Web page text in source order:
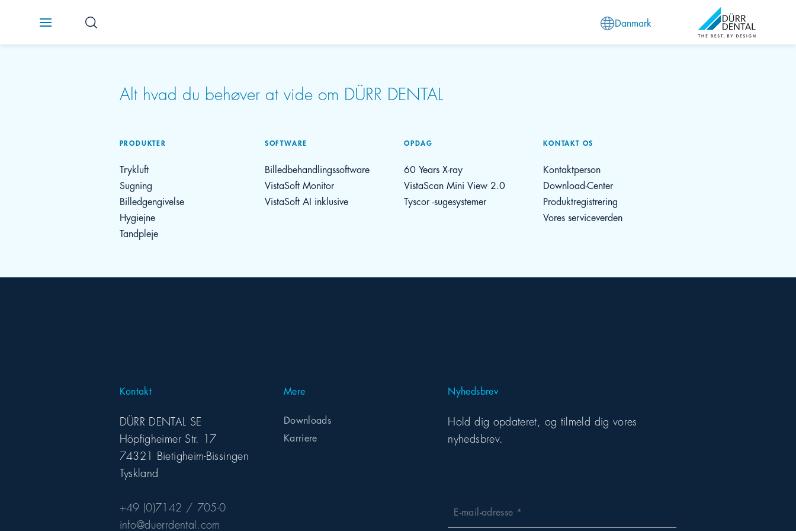
Danmark
Alt hvad du behøver at vide om DÜRR DENTAL
PRODUKTER
Trykluft
Sugning
Billedgengivelse
Hygiejne
Tandpleje
SOFTWARE
Billedbehandlingssoftware
VistaSoft Monitor
VistaSoft AI inklusive
OPDAG
60 Years X-ray
VistaScan Mini View 2.0
Tyscor -sugesystemer
KONTAKT OS
Kontaktperson
Download-Center
Produktregistrering
Vores serviceverden
Kontakt
DÜRR DENTAL SE
Höpfigheimer Str. 17
74321 Bietigheim-Bissingen
Tyskland
+49 (0)7142 / 705-0
info@duerrdental.com
Mere
Downloads
Karriere
Nyhedsbrev
Hold dig opdateret, og tilmeld dig vores
nyhedsbrev.
E-mail-adresse